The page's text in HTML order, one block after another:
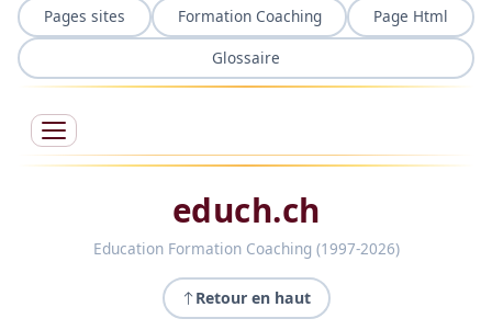
Pages sites Formation Coaching
Page Html
Glossaire
educh.ch
Education Formation Coaching (1997-2026)
Retour en haut